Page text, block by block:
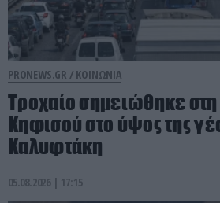
PRONEWS.GR / ΚΟΙΝΩΝΙΑ
Τροχαίο σημειώθηκε
Κηφισού στο ύψος της
Καλυφτάκη
05.08.2026 | 17:15